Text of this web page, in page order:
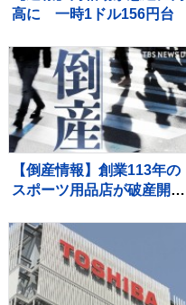
高に 一時1ドル156円台
【倒産情報】創業113年の
スポーツ用品店が破産開始
超える売上高も…大手との
競争やコロナ禍の影響で赤
字に 福井市 【東京商工リサ
ーチ】